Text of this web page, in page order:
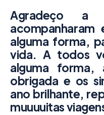
Agradeço
alguma forma,
vida. A todos
alguma forma,
obrigada e os
ano brilhante,
muuuuitas